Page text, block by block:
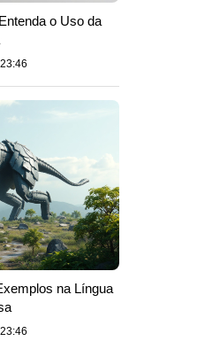
o Uso da
na Língua